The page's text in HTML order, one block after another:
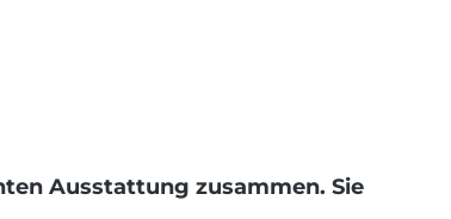
Ausstattung zusammen. Sie